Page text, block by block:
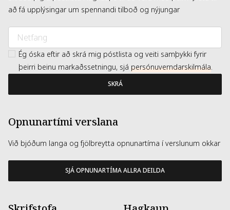
að fá upplýsingar um spennandi tilboð og nýjungar
Ég óska eftir að skrá mig póstlista og veiti samþykki fyrir
þeirri beinu markaðssetningu, sjá persónuverndarskilmála.
SKRÁ
Opnunartími verslana
Við bjóðum langa og fjölbreytta opnunartíma í verslunum okkar
SJÁ OPNUNARTÍMA ALLRA DEILDA